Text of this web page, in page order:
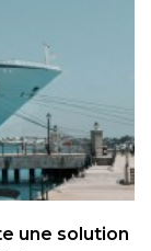
une solution